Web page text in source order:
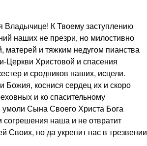
К Твоему заступлению
наших не презри, но милостивно
матерей и тяжким недугом пианства
Церкви Христовой и спасения
и сродников наших, исцели.
коснися сердец их и скоро
и ко спасительному
Сына Своего Христа Бога
согрешения наша и не отвратит
Своих, но да укрепит нас в трезвении